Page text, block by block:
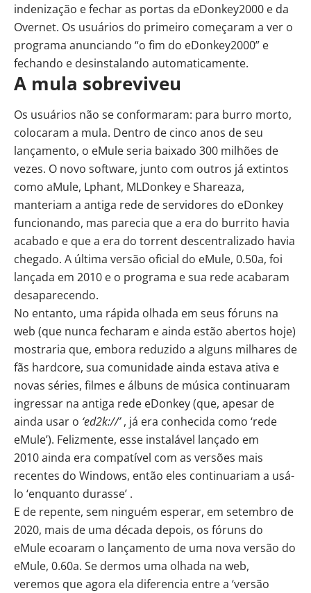
indenização e fechar as portas da eDonkey2000 e da
Overnet. Os usuários do primeiro começaram a ver o
programa anunciando “o fim do eDonkey2000” e
fechando e desinstalando automaticamente.
A mula sobreviveu
Os usuários não se conformaram: para burro morto,
colocaram a mula. Dentro de cinco anos de seu
lançamento, o eMule seria baixado 300 milhões de
vezes. O novo software, junto com outros já extintos
como aMule, Lphant, MLDonkey e Shareaza,
manteriam a antiga rede de servidores do eDonkey
funcionando, mas parecia que a era do burrito havia
acabado e que a era do torrent descentralizado havia
chegado. A última versão oficial do eMule, 0.50a, foi
lançada em 2010 e o programa e sua rede acabaram
desaparecendo.
No entanto, uma rápida olhada em seus fóruns na
web (que nunca fecharam e ainda estão abertos hoje)
mostraria que, embora reduzido a alguns milhares de
fãs hardcore, sua comunidade ainda estava ativa e
novas séries, filmes e álbuns de música continuaram
ingressar na antiga rede eDonkey (que, apesar de
ainda usar o ‘ed2k://’, já era conhecida como ‘rede
eMule’). Felizmente, esse instalável lançado em
2010 ainda era compatível com as versões mais
recentes do Windows, então eles continuariam a usá-
lo ‘enquanto durasse’ .
E de repente, sem ninguém esperar, em setembro de
2020, mais de uma década depois, os fóruns do
eMule ecoaram o lançamento de uma nova versão do
eMule, 0.60a. Se dermos uma olhada na web,
veremos que agora ela diferencia entre a ‘versão